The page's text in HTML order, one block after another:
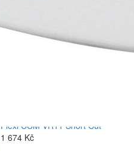
908,26 Kč bez DPH
Do košíku
Plexi CCM VR11 Short Cut
1 674 Kč